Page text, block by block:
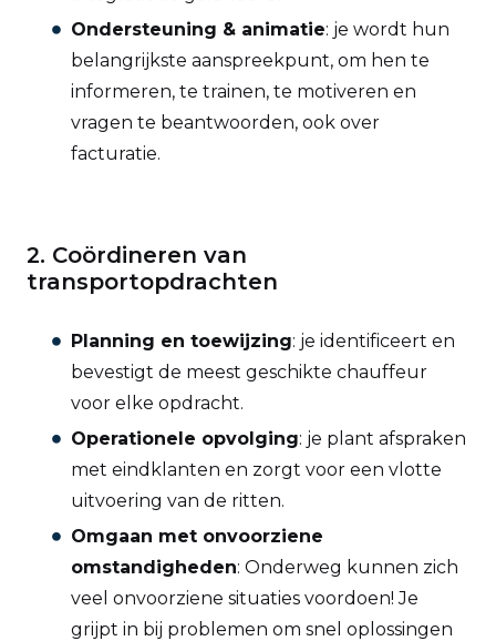
Ondersteuning & animatie: je wordt hun
belangrijkste aanspreekpunt, om hen te
informeren, te trainen, te motiveren en
vragen te beantwoorden, ook over
facturatie.
2. Coördineren van
transportopdrachten
Planning en toewijzing: je identificeert en
bevestigt de meest geschikte chauffeur
voor elke opdracht.
Operationele opvolging: je plant afspraken
met eindklanten en zorgt voor een vlotte
uitvoering van de ritten.
Omgaan met onvoorziene
omstandigheden: Onderweg kunnen zich
veel onvoorziene situaties voordoen! Je
grijpt in bij problemen om snel oplossingen